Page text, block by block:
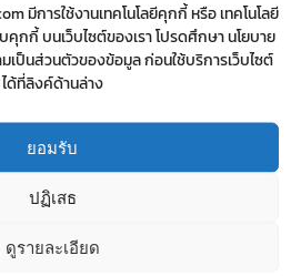
มีการใช้งานเทคโนโลยีคุกกี้ หรือ เทคโนโลยี
กี้ บนเว็บไซต์ของเรา โปรดศึกษา นโยบาย
เป็นส่วนตัวของข้อมูล ก่อนใช้บริการเว็บไซต์
ได้ที่ลิงค์ด้านล่าง
ยอมรับ
ปฏิเสธ
ดูรายละเอียด
หมี่คัพ ตราซื่อสัตย์